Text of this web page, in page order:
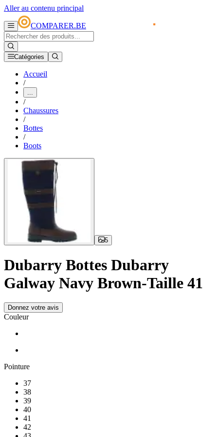
Aller au contenu principal
COMPARER.BE
Catégories
Accueil
/
...
/
Chaussures
/
Bottes
/
Boots
5
Dubarry Bottes Dubarry
Galway Navy Brown-Taille 41
Donnez votre avis
Couleur
Pointure
37
38
39
40
41
42